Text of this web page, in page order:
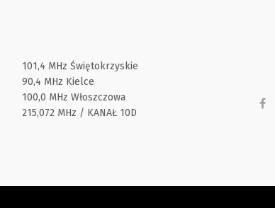
101,4 MHz Świętokrzyskie
90,4 MHz Kielce
100,0 MHz Włoszczowa
215,072 MHz / KANAŁ 10D